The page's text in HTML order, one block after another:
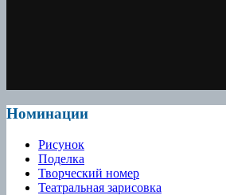
Номинации
Рисунок
Поделка
Творческий номер
Театральная зарисовка